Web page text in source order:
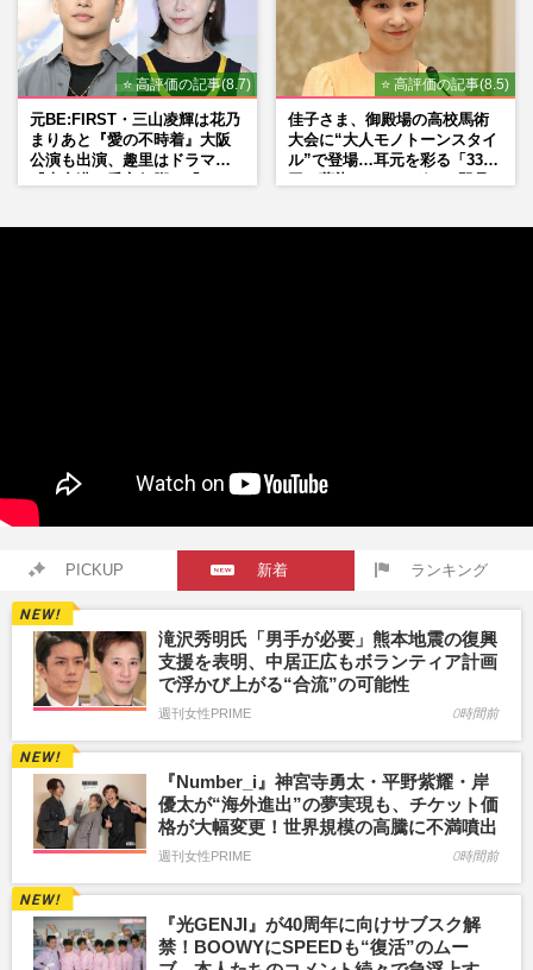
⭐ 高評価の記事(8.7)
元BE:FIRST・三山凌輝は花乃
まりあと『愛の不時着』大阪
公演も出演、趣里はドラマ
⭐ 高評価の記事(8.5)
佳子さま、御殿場の高校馬術
大会に“大人モノトーンスタイ
ル”で登場…耳元を彩る「3300
PICKUP 新着 ランキング
滝沢秀明氏「男手が必要」熊本地震の復興
支援を表明、中居正広もボランティア計画
で浮かび上がる“合流”の可能性
週刊女性PRIME 0時間前
『Number_i』神宮寺勇太・平野紫耀・岸
優太が“海外進出”の夢実現も、チケット価
格が大幅変更！世界規模の高騰に不満噴出
週刊女性PRIME 0時間前
『光GENJI』が40周年に向けサブスク解
禁！BOOWYにSPEEDも“復活”のムー